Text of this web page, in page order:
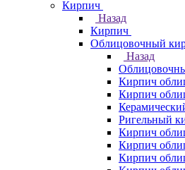
Кирпич
Назад
Кирпич
Облицовочный
Назад
Кирпич
Кирпич
Ригельный
Кирпич
Кирпич
Кирпич